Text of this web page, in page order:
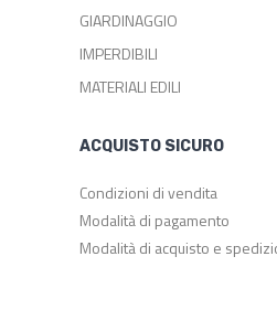
GIARDINAGGIO
IMPERDIBILI
MATERIALI EDILI
ACQUISTO SICURO
Condizioni di vendita
Modalità di pagamento
Modalità di acquisto e